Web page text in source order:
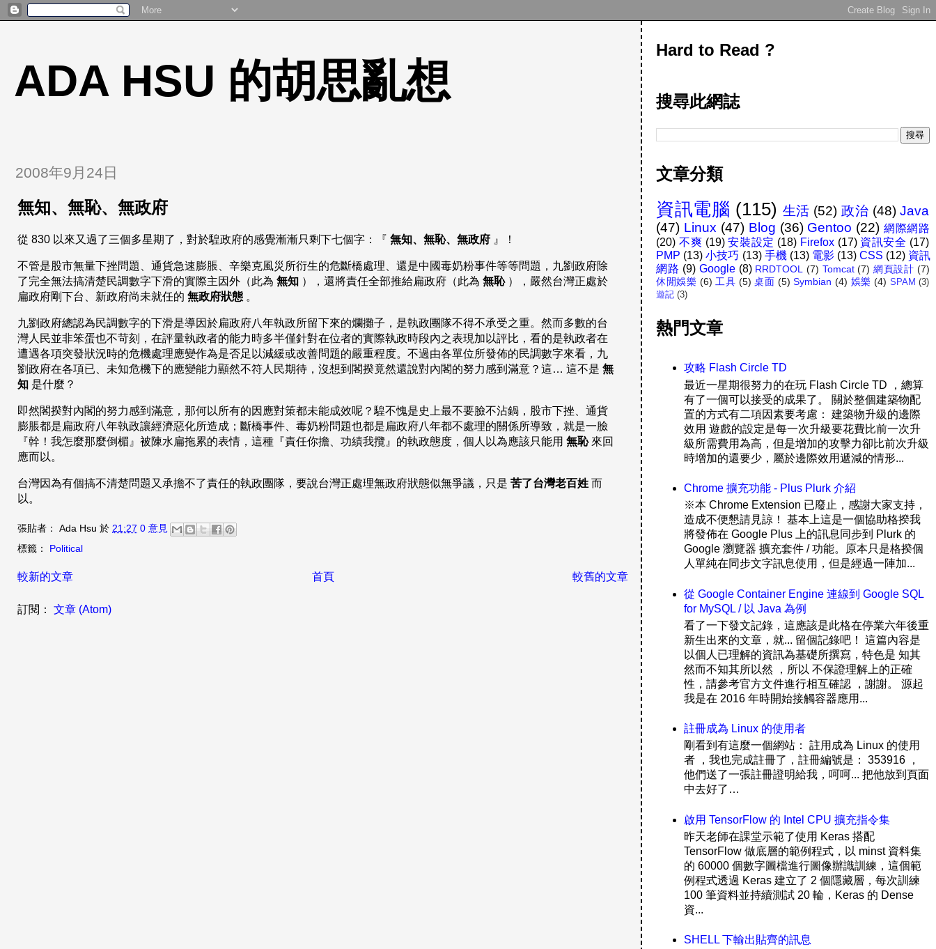
ADA HSU 的胡思亂想
2008年9月24日
無知、無恥、無政府
從 830 以來又過了三個多星期了，對於騜政府的感覺漸漸只剩下七個字：『 無知、無恥、無政府 』！
不管是股市無量下挫問題、通貨急速膨脹、辛樂克風災所衍生的危斷橋處理、還是中國毒奶粉事件等等問題，九劉政府除
了完全無法搞清楚民調數字下滑的實際主因外（此為 無知 ），還將責任全部推給扁政府（此為 無恥），嚴然台灣正處於
扁政府剛下台、新政府尚未就任的 無政府狀態 。
九劉政府總認為民調數字的下滑是導因於扁政府八年執政所留下來的爛攤子，是執政團隊不得不承受之重。然而多數的台
灣人民並非笨蛋也不苛刻，在評量執政者的能力時多半僅針對在位者的實際執政時段內之表現加以評比，看的是執政者在
遭遇各項突發狀況時的危機處理應變作為是否足以減緩或改善問題的嚴重程度。不過由各單位所發佈的民調數字來看，九
劉政府在各項已、未知危機下的應變能力顯然不符人民期待，沒想到閣揆竟然還說對內閣的努力感到滿意？這… 這不是 無
知 是什麼？
即然閣揆對內閣的努力感到滿意，那何以所有的因應對策都未能成效呢？騜不愧是史上最不要臉不沾鍋，股市下挫、通貨
膨脹都是扁政府八年執政讓經濟惡化所造成；斷橋事件、毒奶粉問題也都是扁政府八年都不處理的關係所導致，就是一臉
『幹！我怎麼那麼倒楣』被陳水扁拖累的表情，這種『責任你擔、功績我攬』的執政態度，個人以為應該只能用 無恥來回
應而以。
台灣因為有個搞不清楚問題又承擔不了責任的執政團隊，要說台灣正處理無政府狀態似無爭議，只是 苦了台灣老百姓 而
以。
張貼者： Ada Hsu 於 21:27 0 意見
標籤： Political
較新的文章 較舊的文章
首頁
訂閱： 文章 (Atom)
Hard to Read ?
搜尋此網誌
文章分類
資訊電腦 (115) 生活 (52) 政治 (48) Java
(47) Linux (47) Blog (36) Gentoo (22) 網際網路
(20) 不爽 (19) 安裝設定 (18) Firefox (17) 資訊安全 (17)
PMP (13) 小技巧 (13) 手機 (13) 電影 (13) CSS (12) 資訊
網路 (9) Google (8) RRDTOOL (7) Tomcat (7) 網頁設計 (7)
休閒娛樂 (6) 工具 (5) 桌面 (5) Symbian (4) 娛樂 (4) SPAM (3)
遊記 (3)
熱門文章
攻略 Flash Circle TD
最近一星期很努力的在玩 Flash Circle TD ，總算
有了一個可以接受的成果了。 關於整個建築物配
置的方式有二項因素要考慮： 建築物升級的邊際
效用 遊戲的設定是每一次升級要花費比前一次升
級所需費用為高，但是增加的攻擊力卻比前次升級
時增加的還要少，屬於邊際效用遞減的情形...
Chrome 擴充功能 - Plus Plurk 介紹
※本 Chrome Extension 已廢止，感謝大家支持，
造成不便懇請見諒！ 基本上這是一個協助格揆我
將發佈在 Google Plus 上的訊息同步到 Plurk 的
Google 瀏覽器 擴充套件 / 功能。原本只是格揆個
人單純在同步文字訊息使用，但是經過一陣加...
從 Google Container Engine 連線到 Google SQL
for MySQL / 以 Java 為例
看了一下發文記錄，這應該是此格在停業六年後重
新生出來的文章，就... 留個記錄吧！ 這篇內容是
以個人已理解的資訊為基礎所撰寫，特色是 知其
然而不知其所以然 ，所以 不保證理解上的正確
性，請參考官方文件進行相互確認 ，謝謝。 源起
我是在 2016 年時開始接觸容器應用...
註冊成為 Linux 的使用者
剛看到有這麼一個網站： 註用成為 Linux 的使用
者 ，我也完成註冊了，註冊編號是： 353916 ，
他們送了一張註冊證明給我，呵呵... 把他放到頁面
中去好了…
啟用 TensorFlow 的 Intel CPU 擴充指令集
昨天老師在課堂示範了使用 Keras 搭配
TensorFlow 做底層的範例程式，以 minst 資料集
的 60000 個數字圖檔進行圖像辦識訓練，這個範
例程式透過 Keras 建立了 2 個隱藏層，每次訓練
100 筆資料並持續測試 20 輪，Keras 的 Dense
資...
SHELL 下輸出貼齊的訊息